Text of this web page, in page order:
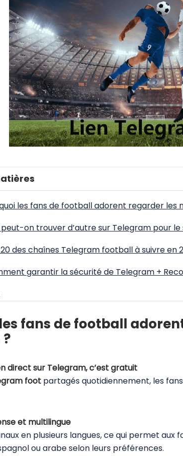
les fans de football adorent regarder les
on trouver d’autre sur Telegram pour le
des chaînes Telegram football à suivre en
garantir la sécurité de Telegram +
fans de football
direct sur Telegram, c’est gratuit
foot partagés quotidiennement, les
et multilingue
en plusieurs langues, ce qui permet
ou arabe selon leurs préférences.